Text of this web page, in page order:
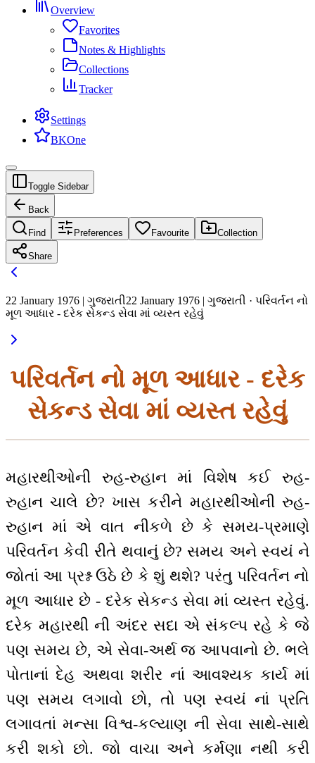
Overview
Favorites
Notes & Highlights
Collections
Tracker
Settings
BKOne
Toggle Sidebar
Back
Find Preferences Favourite Collection
Share
22 January 1976 | ગુજરાતી22 January 1976 | ગુજરાતી · પરિવર્તન નો
મૂળ આધાર - દરેક સેકન્ડ સેવા માં વ્યસ્ત રહેવું
પરિવર્તન નો મૂળ આધાર - દરેક
સેકન્ડ સેવા માં વ્યસ્ત રહેવું
મહારથીઓની રુહ-રુહાન માં વિશેષ કઈ રુહ-
રુહાન ચાલે છે? ખાસ કરીને મહારથીઓની રુહ-
રુહાન માં એ વાત નીકળે છે કે સમય-પ્રમાણે
પરિવર્તન કેવી રીતે થવાનું છે? સમય અને સ્વયં ને
જોતાં આ પ્રશ્ન ઉઠે છે કે શું થશે? પરંતુ પરિવર્તન નો
મૂળ આધાર છે - દરેક સેકન્ડ સેવા માં વ્યસ્ત રહેવું.
દરેક મહારથી ની અંદર સદા એ સંકલ્પ રહે કે જે
પણ સમય છે, એ સેવા-અર્થ જ આપવાનો છે. ભલે
પોતાનાં દેહ અથવા શરીર નાં આવશ્યક કાર્ય માં
પણ સમય લગાવો છો, તો પણ સ્વયં નાં પ્રતિ
લગાવતાં મન્સા વિશ્વ-કલ્યાણ ની સેવા સાથે-સાથે
કરી શકો છો. જો વાચા અને કર્મણા નથી કરી